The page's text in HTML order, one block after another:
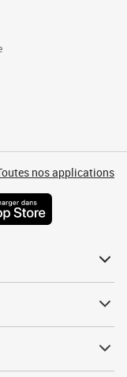
nos applications